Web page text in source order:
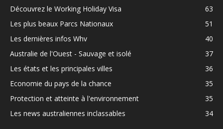
Découvrez le Working Holiday Visa
63
Les plus beaux Parcs Nationaux
51
Les dernières infos Whv
40
Australie de l'Ouest - Sauvage et isolé
37
Les états et les principales villes
36
Economie du pays de la chance
35
Protection et atteinte à l'environnement
35
Les news australiennes inclassables
34